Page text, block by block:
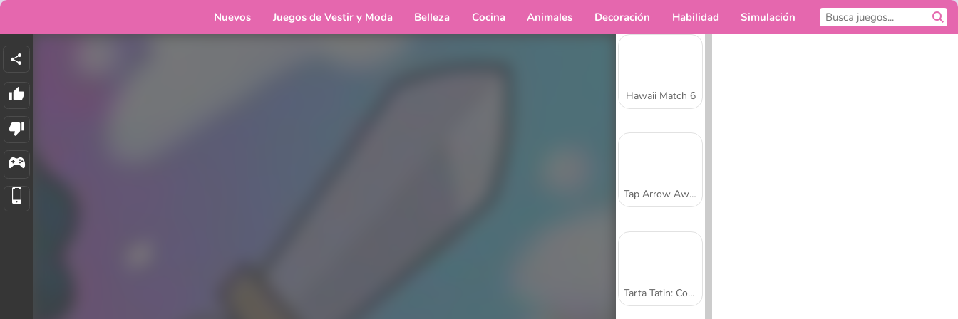
Nuevos Juegos de Vestir y Moda Belleza Cocina Animales Decoración Habilidad Simulación
Hawaii Match 6
Tap Arrow Away
Tarta Tatin: Cocina con Sara